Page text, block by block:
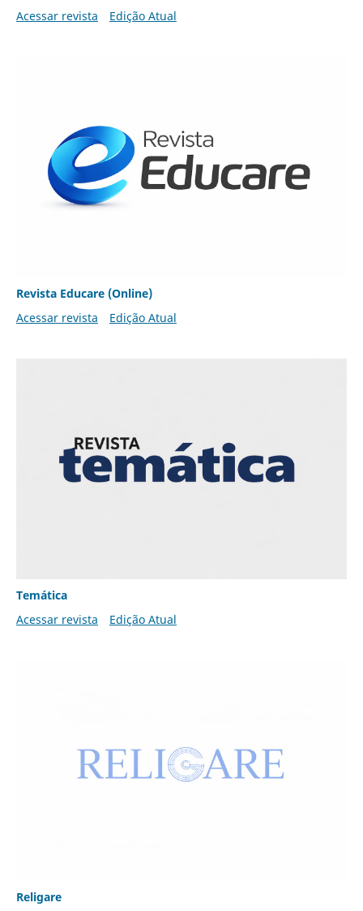
Acessar revista
Edição Atual
Revista Educare (Online)
Acessar revista
Edição Atual
Temática
Acessar revista
Edição Atual
Religare